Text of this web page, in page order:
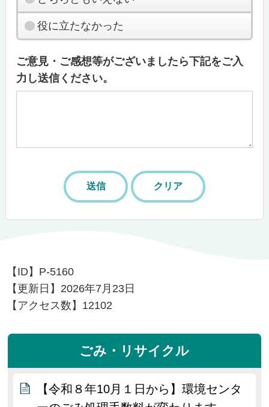
役に立たなかった
ご意見・ご感想等がございましたら下記をご入
力し送信ください。
【ID】 P-5160
【更新日】 2026年7月23日
【アクセス数】 12102
ごみ・リサイクル
【令和８年10月１日から】環境センタ